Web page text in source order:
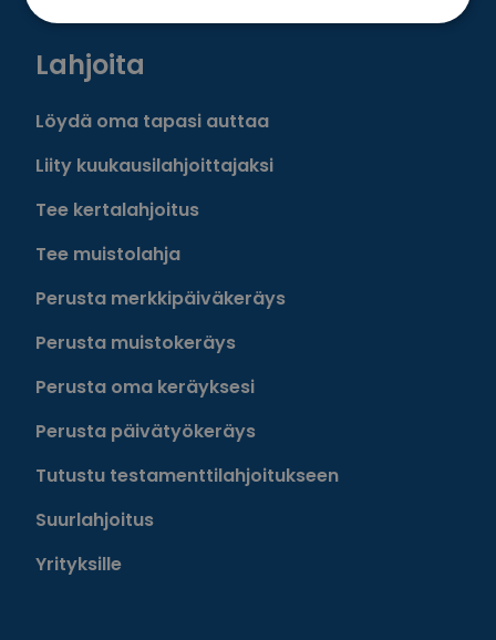
Lahjoita
Löydä oma tapasi auttaa
Liity kuukausilahjoittajaksi
Tee kertalahjoitus
Tee muistolahja
Perusta merkkipäiväkeräys
Perusta muistokeräys
Perusta oma keräyksesi
Perusta päivätyökeräys
Tutustu testamenttilahjoitukseen
Suurlahjoitus
Yrityksille